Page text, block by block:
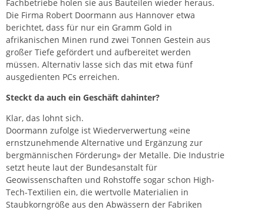
Fachbetriebe holen sie aus Bauteilen wieder heraus.
Die Firma Robert Doormann aus Hannover etwa
berichtet, dass für nur ein Gramm Gold in
afrikanischen Minen rund zwei Tonnen Gestein aus
großer Tiefe gefördert und aufbereitet werden
müssen. Alternativ lasse sich das mit etwa fünf
ausgedienten PCs erreichen.
Steckt da auch ein Geschäft dahinter?
Klar, das lohnt sich.
Doormann zufolge ist Wiederverwertung «eine
ernstzunehmende Alternative und Ergänzung zur
bergmännischen Förderung» der Metalle. Die Industrie
setzt heute laut der Bundesanstalt für
Geowissenschaften und Rohstoffe sogar schon High-
Tech-Textilien ein, die wertvolle Materialien in
Staubkorngröße aus den Abwässern der Fabriken